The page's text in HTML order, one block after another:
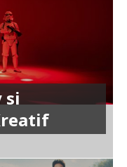
si